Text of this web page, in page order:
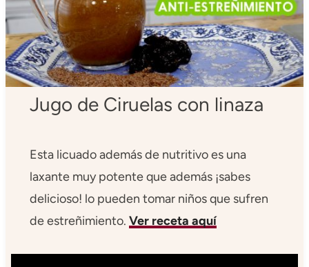
Jugo de Ciruelas con linaza
Esta licuado además de nutritivo es una
laxante muy potente que además ¡sabes
delicioso! lo pueden tomar niños que sufren
de estreñimiento. Ver receta aquí